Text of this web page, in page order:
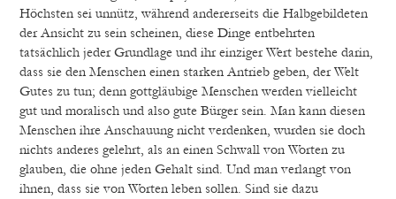
Höchsten sei unnütz, während andererseits die Halbgebildeten
der Ansicht zu sein scheinen, diese Dinge entbehrten
tatsächlich jeder Grundlage und ihr einziger Wert bestehe darin,
dass sie den Menschen einen starken Antrieb geben, der Welt
Gutes zu tun; denn gottgläubige Menschen werden vielleicht
gut und moralisch und also gute Bürger sein. Man kann diesen
Menschen ihre Anschauung nicht verdenken, wurden sie doch
nichts anderes gelehrt, als an einen Schwall von Worten zu
glauben, die ohne jeden Gehalt sind. Und man verlangt von
ihnen, dass sie von Worten leben sollen. Sind sie dazu